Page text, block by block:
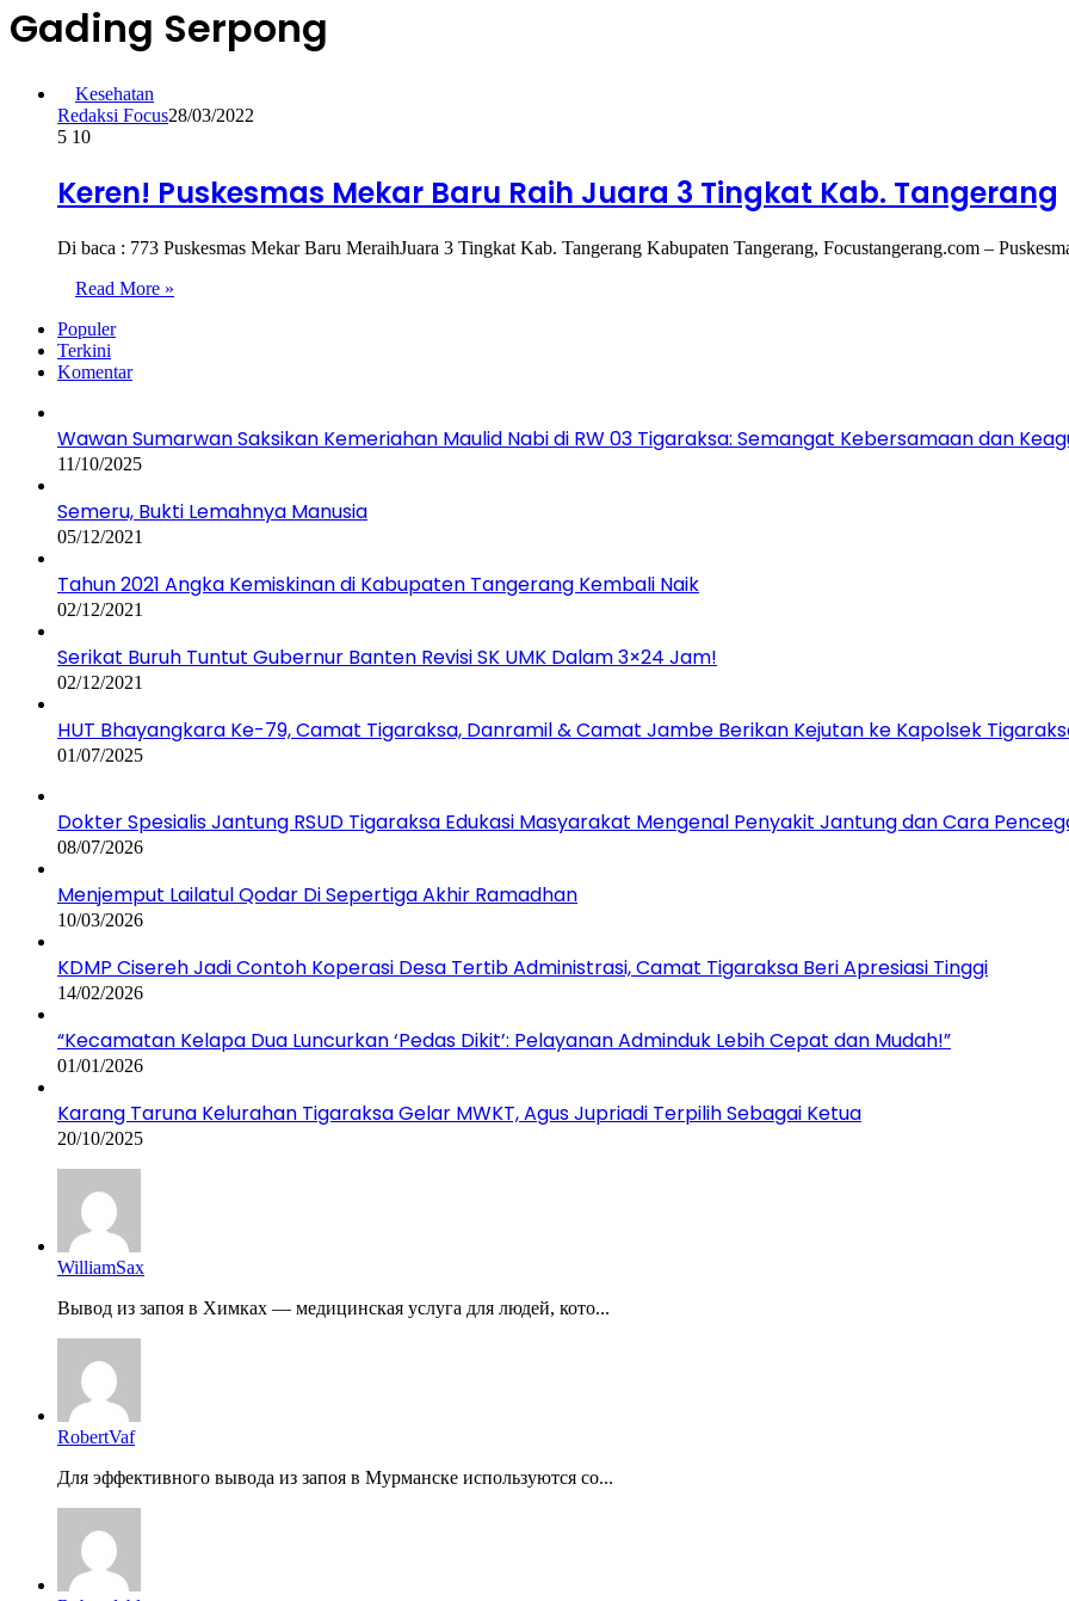
Gading Serpong
Kesehatan
Redaksi Focus28/03/2022
5 10
Keren! Puskesmas Mekar Baru Raih Juara 3 Tingkat Kab. Tangerang
Di baca : 773 Puskesmas Mekar Baru MeraihJuara 3 Tingkat Kab. Tangerang Kabupaten Tangerang, Focustangerang.com –
Read More »
Populer
Terkini
Komentar
Wawan Sumarwan Saksikan Kemeriahan Maulid Nabi di RW 03 Tigaraksa: Semangat Kebersamaan dan
11/10/2025
Semeru, Bukti Lemahnya Manusia
05/12/2021
Tahun 2021 Angka Kemiskinan di Kabupaten Tangerang Kembali Naik
02/12/2021
Serikat Buruh Tuntut Gubernur Banten Revisi SK UMK Dalam 3×24 Jam!
02/12/2021
HUT Bhayangkara Ke-79, Camat Tigaraksa, Danramil & Camat Jambe Berikan Kejutan ke Kapolsek
01/07/2025
Dokter Spesialis Jantung RSUD Tigaraksa Edukasi Masyarakat Mengenal Penyakit Jantung dan Cara
08/07/2026
Menjemput Lailatul Qodar Di Sepertiga Akhir Ramadhan
10/03/2026
KDMP Cisereh Jadi Contoh Koperasi Desa Tertib Administrasi, Camat Tigaraksa Beri Apresiasi Tinggi
14/02/2026
“Kecamatan Kelapa Dua Luncurkan ‘Pedas Dikit’: Pelayanan Adminduk Lebih Cepat dan Mudah!”
01/01/2026
Karang Taruna Kelurahan Tigaraksa Gelar MWKT, Agus Jupriadi Terpilih Sebagai Ketua
20/10/2025
WilliamSax
Вывод из запоя в Химках — медицинская услуга для людей, кото...
RobertVaf
Для эффективного вывода из запоя в Мурманске используются со...